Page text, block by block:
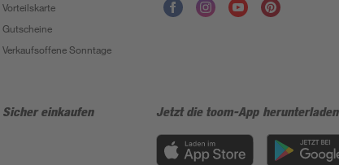
Vorteilskarte
Gutscheine
Verkaufsoffene Sonntage
Sicher einkaufen Jetzt die toom-App herunterladen